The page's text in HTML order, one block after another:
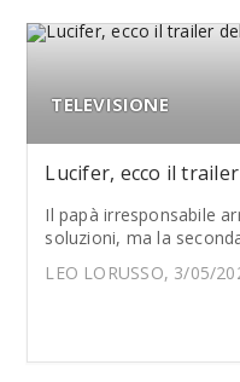
TELEVISIONE
Lucifer, ecco il
Il papà irresponsabile
soluzioni, ma la
LEO LORUSSO, 3/05/